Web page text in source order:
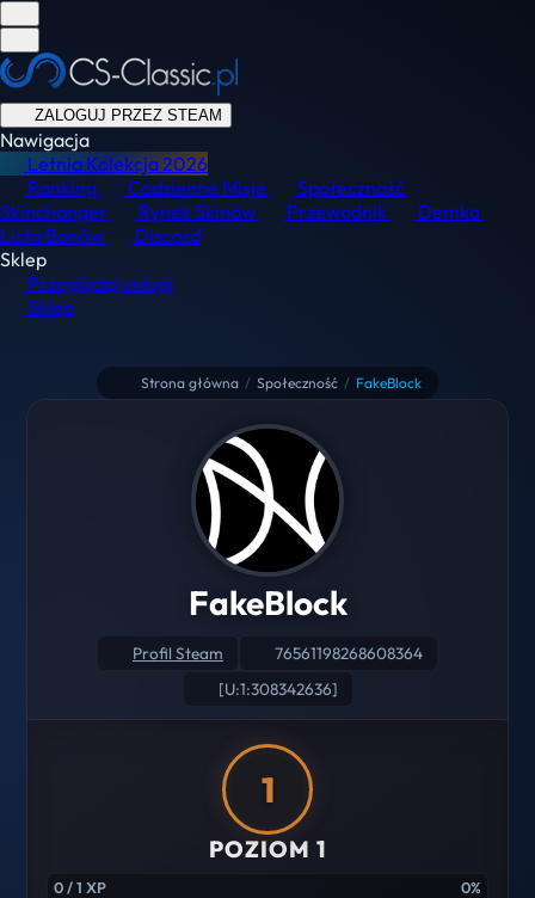
ZALOGUJ PRZEZ STEAM
Nawigacja
Letnia Kolekcja2026
Ranking
Codzienne Misje
Społeczność
Skinchanger
Rynek Skinów Przewodnik
Demka
Lista Banów
Discord
Sklep
Przeglądaj usługi
Sklep
Strona główna / Społeczność / FakeBlock
FakeBlock
Profil Steam
76561198268608364
[U:1:308342636]
1
POZIOM 1
0 / 1 XP 0%